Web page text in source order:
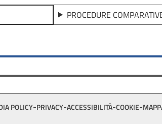
PROCEDURE
POLICY PRIVACY ACCESSIBILITÀ COOKIE